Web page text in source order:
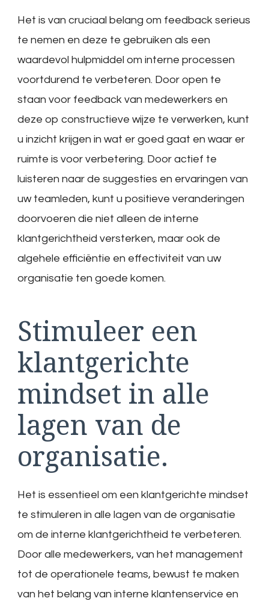
Het is van cruciaal belang om feedback serieus
te nemen en deze te gebruiken als een
waardevol hulpmiddel om interne processen
voortdurend te verbeteren. Door open te
staan voor feedback van medewerkers en
deze op constructieve wijze te verwerken, kunt
u inzicht krijgen in wat er goed gaat en waar er
ruimte is voor verbetering. Door actief te
luisteren naar de suggesties en ervaringen van
uw teamleden, kunt u positieve veranderingen
doorvoeren die niet alleen de interne
klantgerichtheid versterken, maar ook de
algehele efficiëntie en effectiviteit van uw
organisatie ten goede komen.
Stimuleer een
klantgerichte
mindset in alle
lagen van de
organisatie.
Het is essentieel om een klantgerichte mindset
te stimuleren in alle lagen van de organisatie
om de interne klantgerichtheid te verbeteren.
Door alle medewerkers, van het management
tot de operationele teams, bewust te maken
van het belang van interne klantenservice en